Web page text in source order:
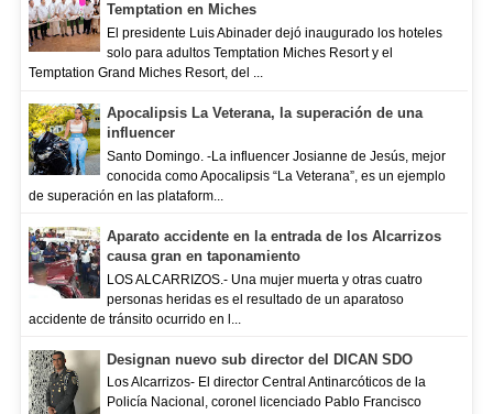
Temptation en Miches
El presidente Luis Abinader dejó inaugurado los hoteles
solo para adultos Temptation Miches Resort y el
Temptation Grand Miches Resort, del ...
Apocalipsis La Veterana, la superación de una
influencer
Santo Domingo. -La influencer Josianne de Jesús, mejor
conocida como Apocalipsis “La Veterana”, es un ejemplo
de superación en las plataform...
Aparato accidente en la entrada de los Alcarrizos
causa gran en taponamiento
LOS ALCARRIZOS.- Una mujer muerta y otras cuatro
personas heridas es el resultado de un aparatoso
accidente de tránsito ocurrido en l...
Designan nuevo sub director del DICAN SDO
Los Alcarrizos- El director Central Antinarcóticos de la
Policía Nacional, coronel licenciado Pablo Francisco